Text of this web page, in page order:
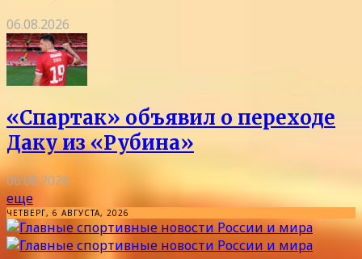
06.08.2026
«Спартак» объявил о переходе
Даку из «Рубина»
06.08.2026
еще
ЧЕТВЕРГ, 6 АВГУСТА, 2026